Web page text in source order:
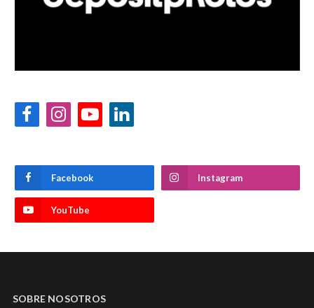
FacebookInstagramYouTubeLinkedIn
Facebook Instagram
YouTube
SOBRE NOSOTROS